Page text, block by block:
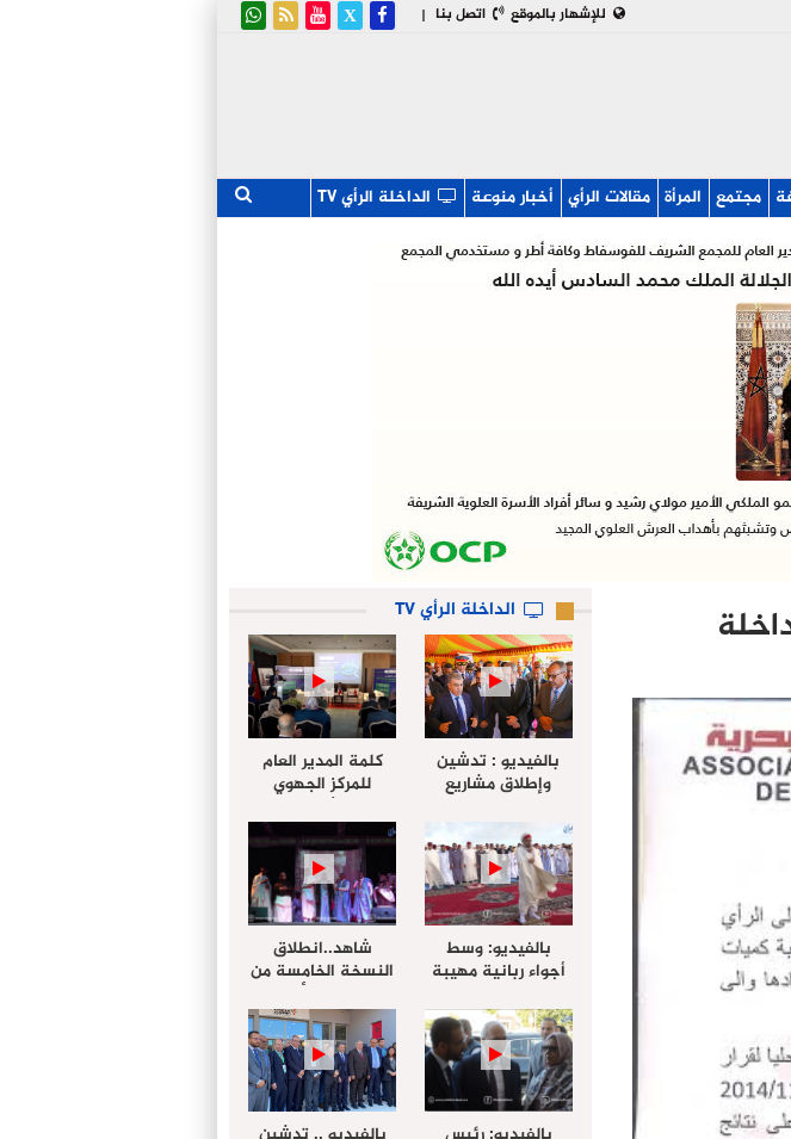
| اتصل بنا للإشهار بالموقع
مجتمع المرأة مقالات الرأي أخبار منوعة الداخلة الرأي TV
الداخلة الرأي TV
بالفيديو : تدشين
وإطلاق مشاريع
لعيد العرش
كلمة المدير العام
للمركز الجهوي
للإستثمار خلال
أشغال لإجتماع
التقييمي للجنة
الجهوية الموحد
لإستثمار بجهة
الداخلة…
بالفيديو: وسط
أجواء ربانية مهيبة
علي خليل ” يؤدي
صلاة عيد الفطر مع
جموع المصلين
شاهد..انطلاق
النسخة الخامسة من
مهرجان “الأمداح
النبوية” المنظم من
طرف مجلس جهة
الداخلة وادي الذهب